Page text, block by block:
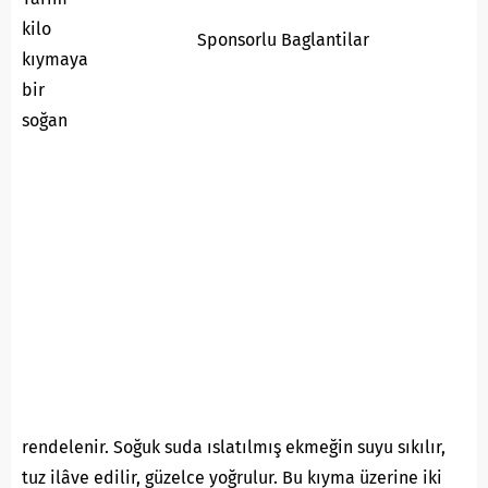
Sponsorlu Baglantilar
kilo
kıymaya
bir
soğan
rendelenir. Soğuk suda ıslatılmış ekmeğin suyu sıkılır,
tuz ilâve edilir, güzelce yoğrulur. Bu kıyma üzerine iki